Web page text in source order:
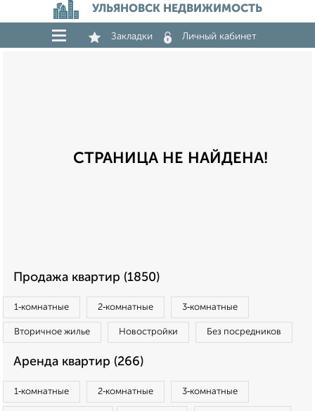
УЛЬЯНОВСК НЕДВИЖИМОСТЬ
Закладки Личный кабинет
СТРАНИЦА НЕ НАЙДЕНА!
Продажа квартир (1850)
1‑комнатные 2‑комнатные 3‑комнатные
Вторичное жилье Новостройки Без посредников
Аренда квартир (266)
1‑комнатные 2‑комнатные 3‑комнатные